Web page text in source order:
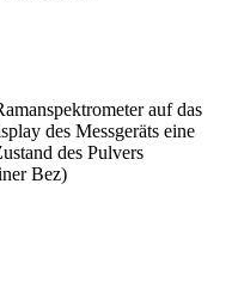
auf das
des Messgeräts eine
des Pulvers
Bez)